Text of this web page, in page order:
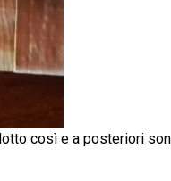
così e a posteriori